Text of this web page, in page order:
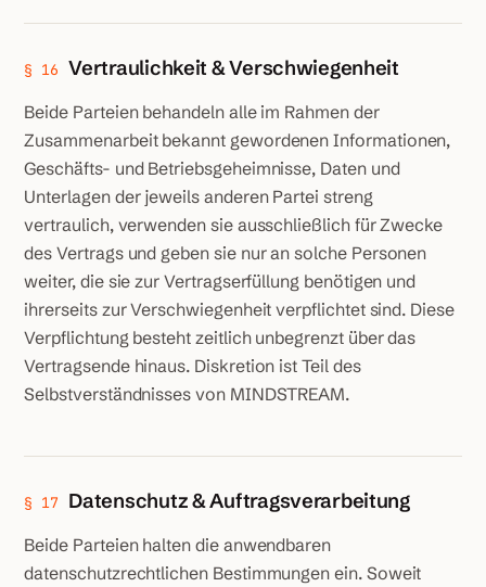
§ 16 Vertraulichkeit & Verschwiegenheit
Beide Parteien behandeln alle im Rahmen der
Zusammenarbeit bekannt gewordenen Informationen,
Geschäfts- und Betriebsgeheimnisse, Daten und
Unterlagen der jeweils anderen Partei streng
vertraulich, verwenden sie ausschließlich für Zwecke
des Vertrags und geben sie nur an solche Personen
weiter, die sie zur Vertragserfüllung benötigen und
ihrerseits zur Verschwiegenheit verpflichtet sind. Diese
Verpflichtung besteht zeitlich unbegrenzt über das
Vertragsende hinaus. Diskretion ist Teil des
Selbstverständnisses von MINDSTREAM.
§ 17 Datenschutz & Auftragsverarbeitung
Beide Parteien halten die anwendbaren
datenschutzrechtlichen Bestimmungen ein. Soweit